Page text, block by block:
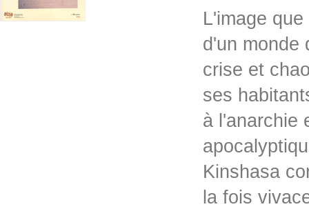
L'image
d'un monde
crise et
ses
à l'anarchie
Kinshasa
la fois